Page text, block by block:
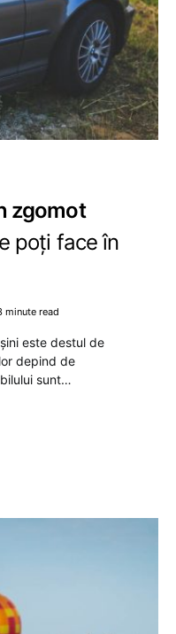
zgomot
poți face în
minute read
este destul de
depind de
sunt…